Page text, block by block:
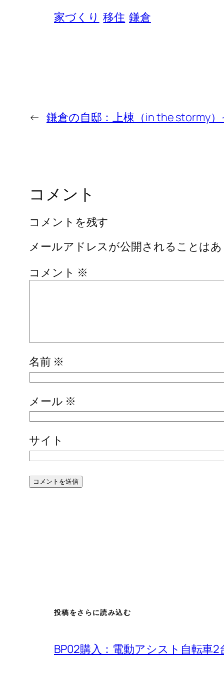
家づくり 移住 鎌倉
← 鎌倉の自邸：上棟（in the stormy
コメント
コメントを残す
メールアドレスが公開されることは
コメント ※
名前 ※
メール ※
サイト
投稿をさらに読み込む
BP02購入：電動アシスト自転車2